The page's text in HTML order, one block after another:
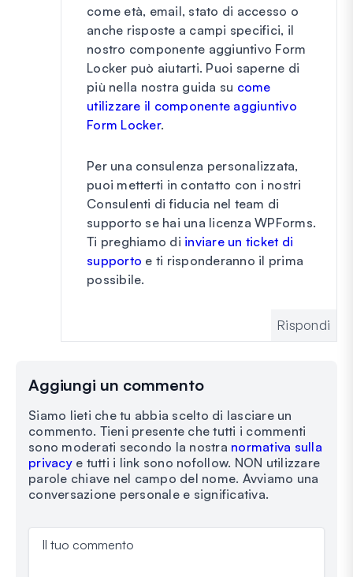
come età, email, stato di accesso o
anche risposte a campi specifici, il
nostro componente aggiuntivo Form
Locker può aiutarti. Puoi saperne di
più nella nostra guida su come
utilizzare il componente aggiuntivo
Form Locker.
Per una consulenza personalizzata,
puoi metterti in contatto con i nostri
Consulenti di fiducia nel team di
supporto se hai una licenza WPForms.
Ti preghiamo di inviare un ticket di
supporto e ti risponderanno il prima
possibile.
Rispondi
Aggiungi un commento
Siamo lieti che tu abbia scelto di lasciare un
commento. Tieni presente che tutti i commenti
sono moderati secondo la nostra normativa sulla
privacye tutti i link sono nofollow. NON utilizzare
parole chiave nel campo del nome. Avviamo una
conversazione personale e significativa.
Il tuo commento